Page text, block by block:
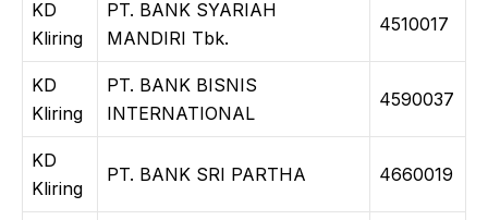
KD
Kliring
PT. BANK SYARIAH
MANDIRI Tbk.
4510017
KD
Kliring
PT. BANK BISNIS
INTERNATIONAL
4590037
KD
Kliring
PT. BANK SRI PARTHA 4660019